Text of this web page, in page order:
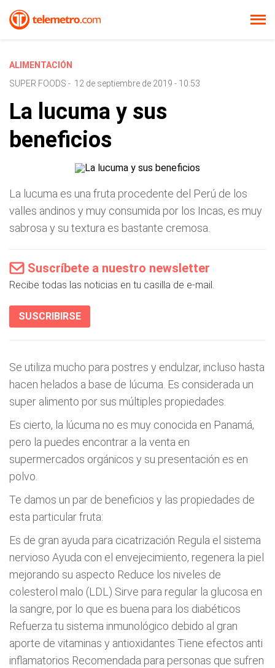
ALIMENTACIÓN
SUPER FOODS - 12 de septiembre de 2019 - 10:53
La lucuma y sus
beneficios
La lucuma es una fruta procedente del Perú de los
valles andinos y muy consumida por los Incas, es muy
sabrosa y su textura es bastante cremosa.
Suscríbete a nuestro newsletter
Recibe todas las noticias en tu casilla de e-mail.
SUSCRIBIRSE
Se utiliza mucho para postres y endulzar, incluso hasta
hacen helados a base de lúcuma. Es considerada un
super alimento por sus múltiples propiedades.
Es cierto, la lúcuma no es muy conocida en Panamá,
pero la puedes encontrar a la venta en
supermercados orgánicos y su presentación es en
polvo.
Te damos un par de beneficios y las propiedades de
esta particular fruta:
Es de gran ayuda para cicatrización Regula el sistema
nervioso Ayuda con el envejecimiento, regenera la piel
mejorando su aspecto Reduce los niveles de
colesterol malo (LDL) Sirve para regular la glucosa en
la sangre, por lo que es buena para los diabéticos
Refuerza tu sistema inmunológico debido al gran
aporte de vitaminas y antioxidantes Tiene efectos anti
inflamatorios Recomendada para personas que sufren